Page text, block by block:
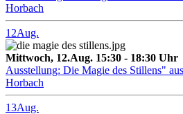
Horbach
12Aug.
Mittwoch, 12.Aug. 15:30 - 18:30 Uhr
Ausstellung: Die Magie des Stillens"
Horbach
13Aug.